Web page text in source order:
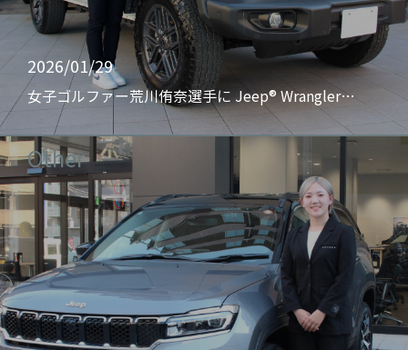
2026/01/29
女子ゴルファー荒川侑奈選手に Jeep® Wrangler…
Other